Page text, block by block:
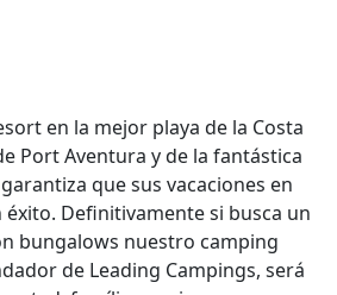
en la mejor playa de la Costa
Port Aventura y de la fantástica
que sus vacaciones en
Definitivamente si busca un
bungalows nuestro camping
de Leading Campings, será